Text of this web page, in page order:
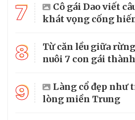
7
Cô gái Dao viết
khát vọng cống
8
Từ căn lều giữa
nuôi 7 con gái
9
Làng cổ đẹp như
lòng miền Trung